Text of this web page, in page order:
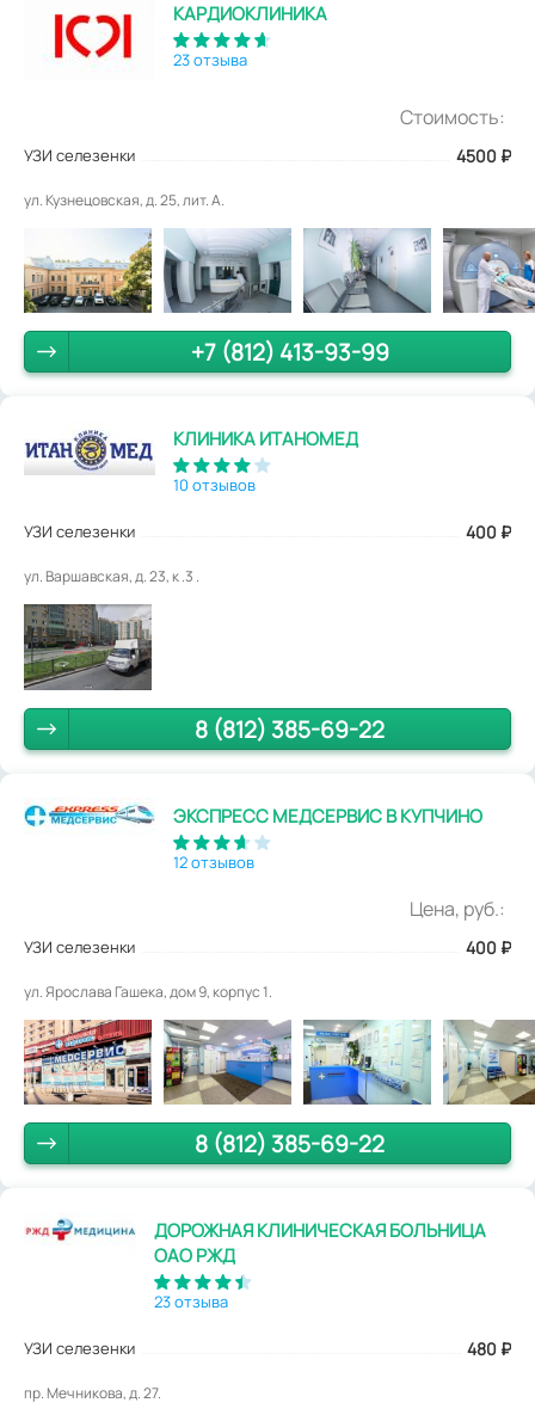
КАРДИОКЛИНИКА
23 отзыва
Стоимость:
УЗИ селезенки 4500 ₽
ул. Кузнецовская, д. 25, лит. А.
+7 (812) 413-93-99
КЛИНИКА ИТАНОМЕД
10 отзывов
УЗИ селезенки 400 ₽
ул. Варшавская, д. 23, к .3 .
8 (812) 385-69-22
ЭКСПРЕСС МЕДСЕРВИС В КУПЧИНО
12 отзывов
Цена, руб.:
УЗИ селезенки 400 ₽
ул. Ярослава Гашека, дом 9, корпус 1.
8 (812) 385-69-22
ДОРОЖНАЯ КЛИНИЧЕСКАЯ БОЛЬНИЦА
ОАО РЖД
23 отзыва
УЗИ селезенки 480 ₽
пр. Мечникова, д. 27.